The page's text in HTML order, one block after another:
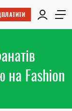
на Fashion